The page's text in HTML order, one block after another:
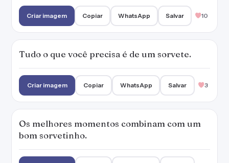
Criar imagem Copiar WhatsApp Salvar 3
seu sabor de sorvete favorito!